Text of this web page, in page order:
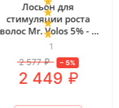
2
Мезороллер Mr. Volos 3
мм иглы + кейс для
хранения
390 ₽